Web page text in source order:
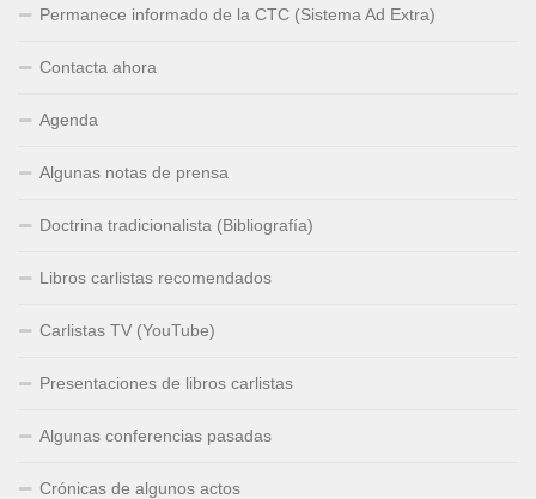
Permanece informado de la CTC (Sistema Ad Extra)
Contacta ahora
Agenda
Algunas notas de prensa
Doctrina tradicionalista (Bibliografía)
Libros carlistas recomendados
Carlistas TV (YouTube)
Presentaciones de libros carlistas
Algunas conferencias pasadas
Crónicas de algunos actos